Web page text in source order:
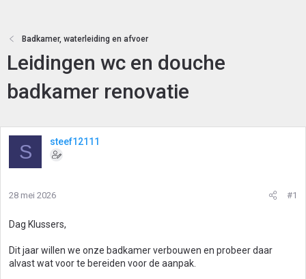
Badkamer, waterleiding en afvoer
Leidingen wc en douche
badkamer renovatie
S steef12111
28 mei 2026 #1
Dag Klussers,
Dit jaar willen we onze badkamer verbouwen en probeer daar
alvast wat voor te bereiden voor de aanpak.